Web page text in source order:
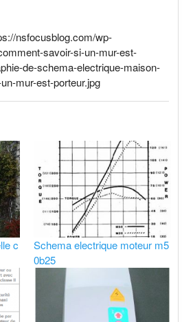
nsfocusblog.com/wp-
savoir-si-un-mur-est-
de-schema-electrique-maison-
mur-est-porteur.jpg
c
Schema electrique moteur m5
0b25